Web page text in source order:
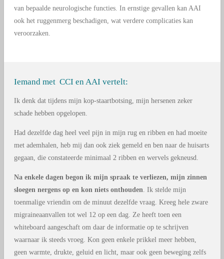
van bepaalde neurologische functies. In ernstige gevallen kan AAI
ook het ruggenmerg beschadigen, wat verdere complicaties kan
veroorzaken.
Iemand met CCI en AAI vertelt:
Ik denk dat tijdens mijn kop-staartbotsing, mijn hersenen zeker
schade hebben opgelopen.
Had dezelfde dag heel veel pijn in mijn rug en ribben en had moeite
met ademhalen, heb mij dan ook ziek gemeld en ben naar de huisarts
gegaan, die constateerde minimaal 2 ribben en wervels gekneusd.
Na enkele dagen begon ik mijn spraak te verliezen, mijn zinnen
sloegen nergens op en kon niets onthouden . Ik stelde mijn
toenmalige vriendin om de minuut dezelfde vraag. Kreeg hele zware
migraineaanvallen tot wel 12 op een dag. Ze heeft toen een
whiteboard aangeschaft om daar de informatie op te schrijven
waarnaar ik steeds vroeg. Kon geen enkele prikkel meer hebben,
geen warmte, drukte, geluid en licht, maar ook geen beweging zelfs